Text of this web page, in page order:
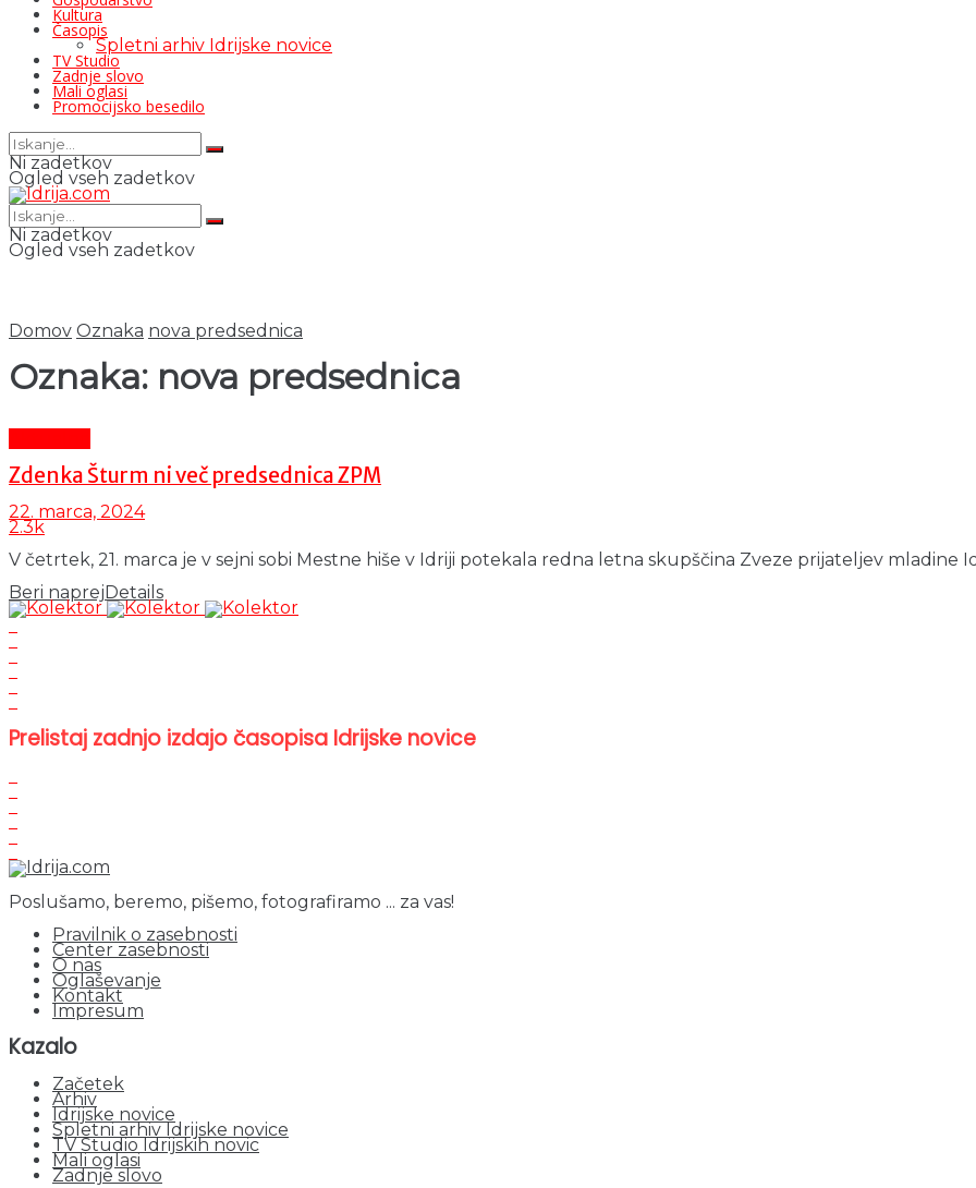
Kultura
Časopis
Spletni arhiv Idrijske novice
TV Studio
Zadnje slovo
Mali oglasi
Promocijsko besedilo
Ni zadetkov
Ogled vseh zadetkov
Ni zadetkov
Ogled vseh zadetkov
Domov Oznaka nova predsednica
Oznaka: nova predsednica
Zdenka Šturm ni več predsednica ZPM
22. marca, 2024
2.3k
V četrtek, 21. marca je v sejni sobi Mestne hiše v Idriji potekala redna letna skupščina Zveze prijateljev mladine
Beri naprej Details
Prelistaj zadnjo izdajo časopisa Idrijske novice
Poslušamo, beremo, pišemo, fotografiramo ... za vas!
Pravilnik o zasebnosti
Center zasebnosti
O nas
Oglaševanje
Kontakt
Impresum
Kazalo
Začetek
Arhiv
Idrijske novice
Spletni arhiv Idrijske novice
TV Studio Idrijskih novic
Mali oglasi
Zadnje slovo